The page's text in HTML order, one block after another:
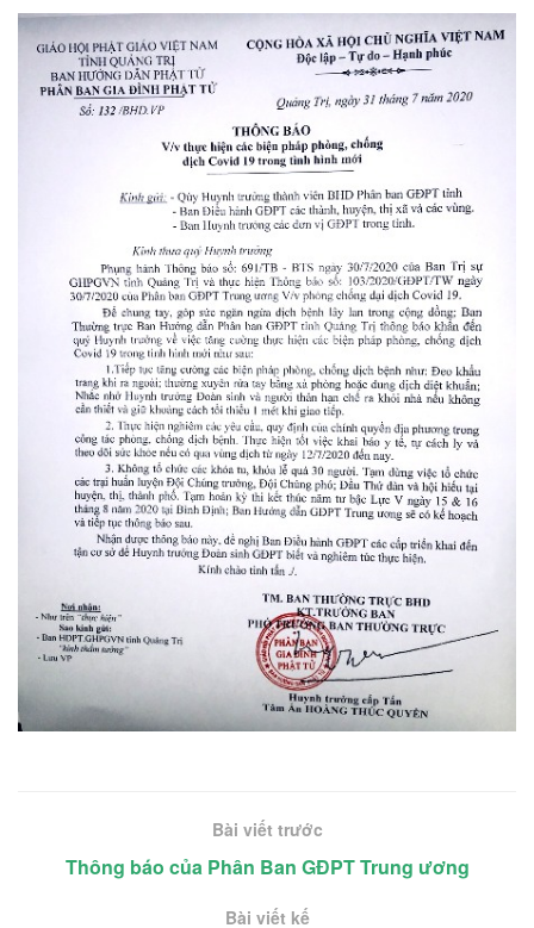
Bài viết trước
Thông báo của Phân Ban GĐPT Trung ương
Bài viết kế